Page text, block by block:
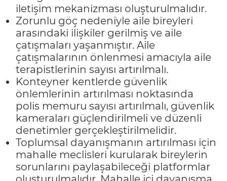
iletişim mekanizması oluşturulmalıdır.
Zorunlu göç nedeniyle aile bireyleri
arasındaki ilişkiler gerilmiş ve aile
çatışmaları yaşanmıştır. Aile
çatışmalarının önlenmesi amacıyla aile
terapistlerinin sayısı artırılmalı.
Konteyner kentlerde güvenlik
önlemlerinin artırılması noktasında
polis memuru sayısı artırılmalı, güvenlik
kameraları güçlendirilmeli ve düzenli
denetimler gerçekleştirilmelidir.
Toplumsal dayanışmanın artırılması için
mahalle meclisleri kurularak bireylerin
sorunlarını paylaşabileceği platformlar